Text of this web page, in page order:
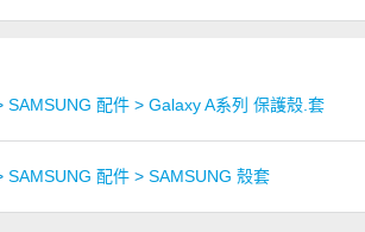
SAMSUNG 配件 > Galaxy A系列 保護殼.套
SAMSUNG 配件 > SAMSUNG 殼套